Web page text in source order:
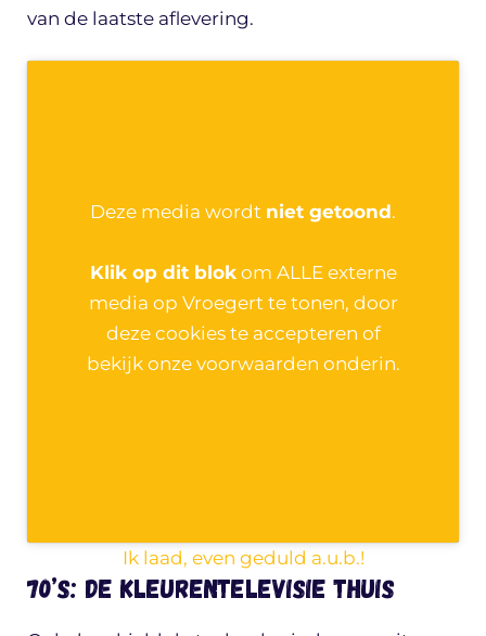
van de laatste aflevering.
Deze media wordt niet getoond.
Klik op dit blokom ALLE externe
media op Vroegert te tonen, door
deze cookies te accepteren of
bekijk onze voorwaarden onderin.
Ik laad, even geduld a.u.b.!
70’s: De kleurentelevisie thuis